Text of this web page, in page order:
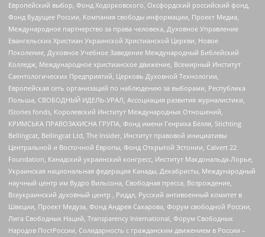
Европейский выбор, Фонд Ходорковского, Оксфордский российский фонд,
Фонд Будущее России, Компания свободы информации, Проект Медиа,
Международное партнерство за права человека, Духовное Управление
Евангельских Христиан Украинской Христианской Церкви, Новое
Поколение, Духовное Учебное Заведение Международный Библейский
Колледж, Международное христианское движение, Всемирный Институт
Саентологических Предприятий, Церковь Духовной Технологии,
Европейская сеть организаций по наблюдению за выборами, Республика
Польша, СВОБОДНЫЙ ИДЕЛЬ-УРАЛ, Ассоциация развития журналистики,
IStories fonds, Королевский Институт Международных Отношений,
КРИМСЬКА ПРАВОЗАХИСНА ГРУПА, Фонд имени Генриха Бёлля, Stichting
Bellingcat, Bellingcat Ltd, The Insider, Институт правовой инициативы
Центральной и Восточной Европы, Фонд Открытой Эстонии, Calvert 22
Foundation, Канадский украинский конгресс, Институт Макдональда-Лорье,
Украинская национальная федерация Канады, Декабристы, Международный
научный центр им Вудро Вильсона, Свободная пресса, Возрождение,
Всеукраинский духовный центр , Риддл, Русский антивоенный комитет в
Швеции, Проект Медуза, Фонд Андрея Сахарова, Форум свободной России,
Лига Свободных Наций, Transparеncy International, Форум Свободных
Народов ПостРоссии, Солидарность с гражданским движением в России –